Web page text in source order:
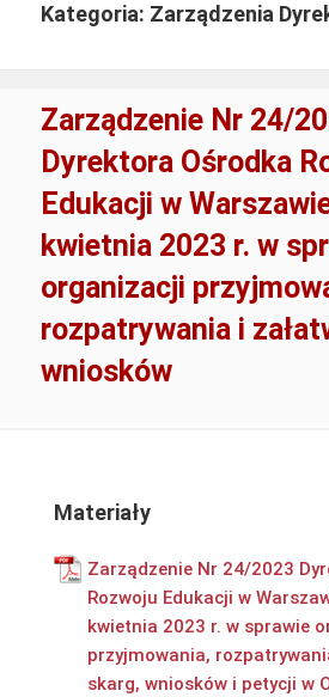
Kategoria: Zarządzenia
Zarządzenie Nr 24/
Dyrektora Ośrodka
Edukacji w
kwietnia 2023 r. w
organizacji
rozpatrywania i
wniosków
Materiały
Zarządzenie Nr 24/2023
Rozwoju Edukacji w
kwietnia 2023 r. w sprawie
przyjmowania,
skarg, wniosków i petycji w